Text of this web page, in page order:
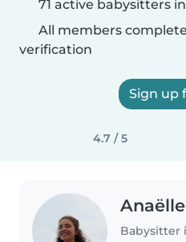
71 active babysitters
All members
verification
Sign up
4.7 / 5
Anaëlle
Babysitter